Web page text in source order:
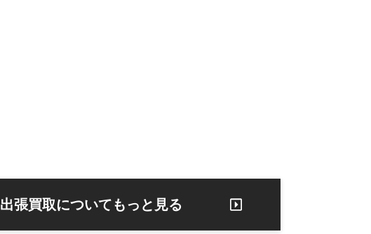
出張買取についてもっと見る